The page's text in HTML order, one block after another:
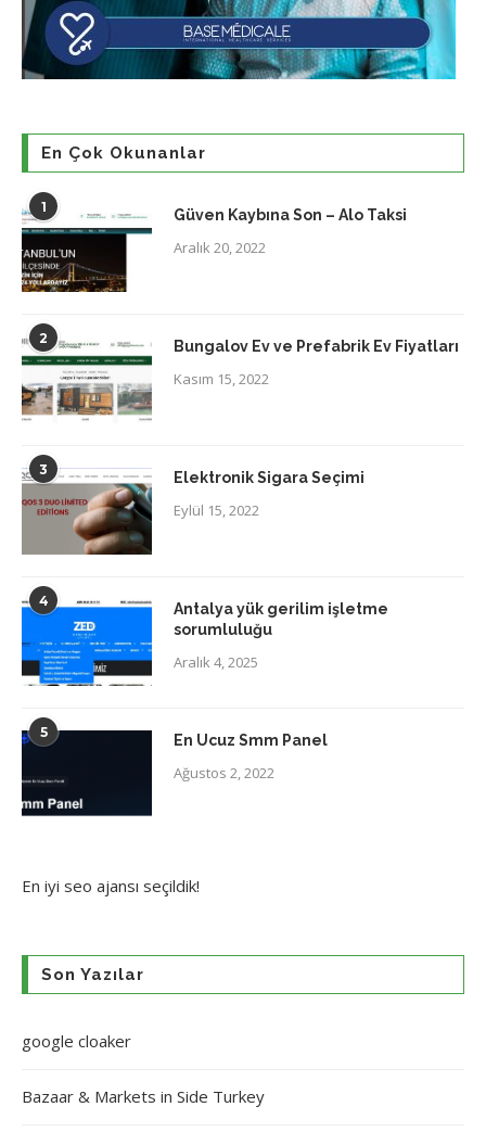
En Çok Okunanlar
1 Güven Kaybına Son – Alo Taksi
Aralık 20, 2022
2 Bungalov Ev ve Prefabrik Ev Fiyatları
Kasım 15, 2022
3 Elektronik Sigara Seçimi
Eylül 15, 2022
4
Antalya yük gerilim işletme
sorumluluğu
Aralık 4, 2025
5 En Ucuz Smm Panel
Ağustos 2, 2022
En iyi seo ajansı seçildik!
Son Yazılar
google cloaker
Bazaar & Markets in Side Turkey